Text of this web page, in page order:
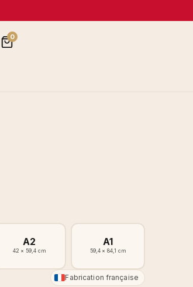
0
A2
42 × 59,4 cm
A1
59,4 × 84,1 cm
Fabrication française